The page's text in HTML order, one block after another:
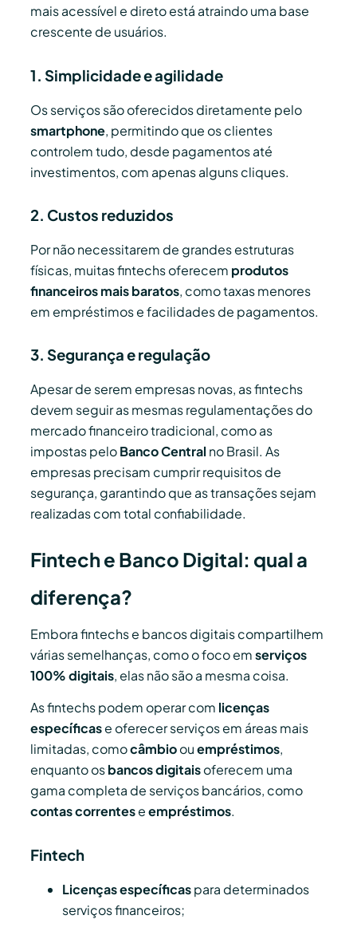
mais acessível e direto está atraindo uma base
crescente de usuários.
1. Simplicidade e agilidade
Os serviços são oferecidos diretamente pelo
smartphone, permitindo que os clientes
controlem tudo, desde pagamentos até
investimentos, com apenas alguns cliques.
2. Custos reduzidos
Por não necessitarem de grandes estruturas
físicas, muitas fintechs oferecem produtos
financeiros mais baratos, como taxas menores
em empréstimos e facilidades de pagamentos.
3. Segurança e regulação
Apesar de serem empresas novas, as fintechs
devem seguir as mesmas regulamentações do
mercado financeiro tradicional, como as
impostas peloBanco Central no Brasil. As
empresas precisam cumprir requisitos de
segurança, garantindo que as transações sejam
realizadas com total confiabilidade.
Fintech e Banco Digital: qual a
diferença?
Embora fintechs e bancos digitais compartilhem
várias semelhanças, como o foco emserviços
100% digitais, elas não são a mesma coisa.
As fintechs podem operar com licenças
específicase oferecer serviços em áreas mais
limitadas, comocâmbioouempréstimos,
enquanto osbancos digitaisoferecem uma
gama completa de serviços bancários, como
contas correnteseempréstimos.
Fintech
Licenças específicaspara determinados
serviços financeiros;